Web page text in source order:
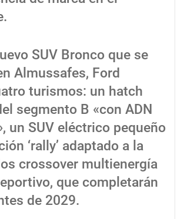
SUV Bronco que se
Almussafes, Ford
turismos: un hatch
segmento B «con ADN
un SUV eléctrico pequeño
‘rally’ adaptado a la
crossover multienergía
que completarán
de 2029.